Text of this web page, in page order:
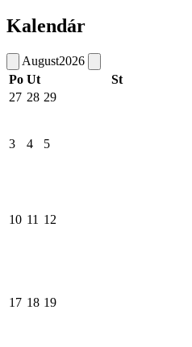
Kalendár
August2026
Po Ut St
27 28 29
3 4 5
10 11 12
17 18 19